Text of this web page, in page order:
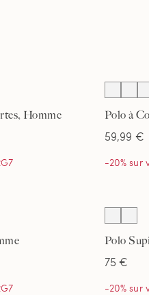
Homme Polo à
59,99 €
-20% sur
Polo
75 €
-20% sur